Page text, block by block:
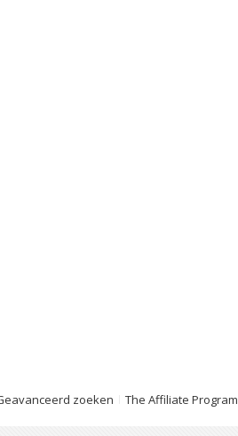
zoeken The Affiliate Program